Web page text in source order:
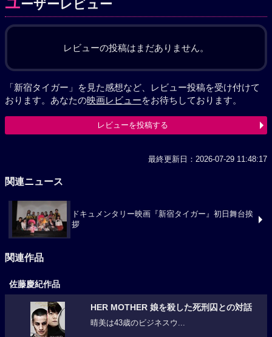
ーザーレビュー
レビューの投稿はまだありません。
「新宿タイガー」を見た感想など、レビュー投稿を受け付けて
おります。あなたの映画レビューをお待ちしております。
レビューを投稿する
最終更新日：2026-07-29 11:48:17
関連ニュース
ドキュメンタリー映画『新宿タイガー』初日舞台挨
拶
関連作品
佐藤慶紀作品
HER MOTHER 娘を殺した死刑囚との対話
晴美は43歳のビジネスウ...